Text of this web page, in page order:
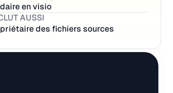
en visio
AUSSI
des fichiers sources